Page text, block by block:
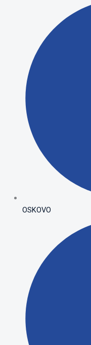
OSKOVO